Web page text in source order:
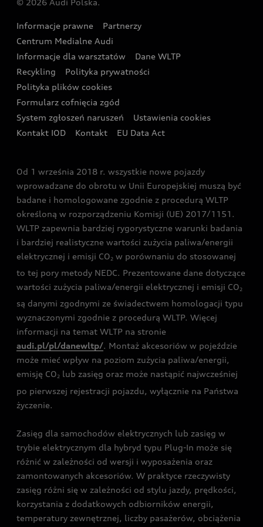
Wyszukaj najbliższego Partnera Audi
Oferta dla przedsiębiorców
Oferta dla klientów prywatnych
Kalkulator rat
Ubezpieczenie
Audi exclusive
Zasięg
Gwarancja
Akcje serwisowe Audi
Katalog online akcesoriów
Audi i Muzeum Sztuki Nowoczesnej w Warszawie
Audi driving experience
Audi quattro Cup
Audi i Puchar Świata w Skokach Narciarskich w
Zakopanem
© 2026 Audi Polska.
Informacje prawne
Partnerzy
Centrum Medialne Audi
Informacje dla warsztatów
Dane WLTP
Recykling
Polityka prywatności
Polityka plików cookies
Formularz cofnięcia zgód
System zgłoszeń naruszeń
Ustawienia cookies
Kontakt IOD
Kontakt EU Data Act
Od 1 września 2018 r. wszystkie nowe pojazdy
wprowadzane do obrotu w Unii Europejskiej muszą być
badane i homologowane zgodnie z procedurą WLTP
określoną w rozporządzeniu Komisji (UE) 2017/1151.
WLTP zapewnia bardziej rygorystyczne warunki badania
i bardziej realistyczne wartości zużycia paliwa/energii
elektrycznej i emisji CO2 w porównaniu do stosowanej
to tej pory metody NEDC. Prezentowane dane dotyczące
wartości zużycia paliwa/energii elektrycznej i emisji CO2
są danymi zgodnymi ze świadectwem homologacji typu
wyznaczonymi zgodnie z procedurą WLTP. Więcej
informacji na temat WLTP na stronie
audi.pl/pl/danewltp/. Montaż akcesoriów w pojeździe
może mieć wpływ na poziom zużycia paliwa/energii,
emisję CO2 lub zasięg oraz może nastąpić najwcześniej
po pierwszej rejestracji pojazdu, wyłącznie na Państwa
życzenie.
Zasięg dla samochodów elektrycznych lub zasięg w
trybie elektrycznym dla hybryd typu Plug-In może się
różnić w zależności od wersji i wyposażenia oraz
zamontowanych akcesoriów. W praktyce rzeczywisty
zasięg różni się w zależności od stylu jazdy, prędkości,
korzystania z dodatkowych odbiorników energii,
temperatury zewnętrznej, liczby pasażerów, obciążenia